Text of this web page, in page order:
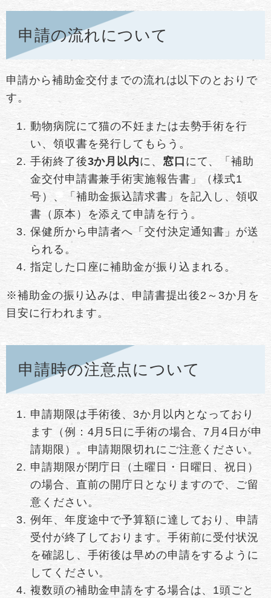
申請の流れについて
申請から補助金交付までの流れは以下のとおりで
す。
動物病院にて猫の不妊または去勢手術を行
い、領収書を発行してもらう。
手術終了後3か月以内に、 窓口 にて、「補助
金交付申請書兼手術実施報告書」（様式1
号）、「補助金振込請求書」を記入し、領収
書（原本）を添えて申請を行う。
保健所から申請者へ「交付決定通知書」が送
られる。
指定した口座に補助金が振り込まれる。
※補助金の振り込みは、申請書提出後2～3か月を
目安に行われます。
申請時の注意点について
申請期限は手術後、3か月以内となっており
ます（例：4月5日に手術の場合、7月4日が申
請期限）。申請期限切れにご注意ください。
申請期限が閉庁日（土曜日・日曜日、祝日）
の場合、直前の開庁日となりますので、ご留
意ください。
例年、年度途中で予算額に達しており、申請
受付が終了しております。手術前に受付状況
を確認し、手術後は早めの申請をするように
してください。
複数頭の補助金申請をする場合は、1頭ごと